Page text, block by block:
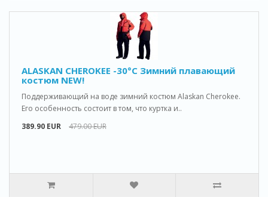
ALASKAN CHEROKEE -30°C Зимний плавающий
костюм NEW!
Поддерживающий на воде зимний костюм Alaskan Cherokee.
Его особенность состоит в том, что куртка и..
389.90 EUR
479.00 EUR